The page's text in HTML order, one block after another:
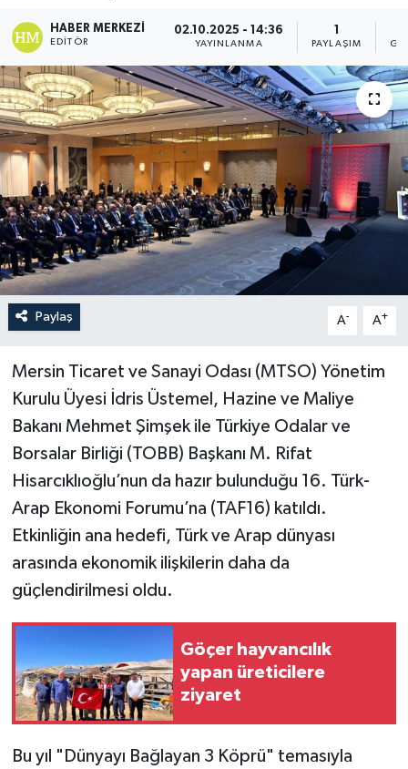
HABER MERKEZI
EDITÖR
02.10.2025 - 14:36
YAYINLANMA PAYLAŞIM
Paylaş A- A+
Mersin Ticaret ve Sanayi Odası (MTSO) Yönetim
Kurulu Üyesi İdris Üstemel, Hazine ve Maliye
Bakanı Mehmet Şimşek ile Türkiye Odalar ve
Borsalar Birliği (TOBB) Başkanı M. Rifat
Hisarcıklıoğlu’nun da hazır bulunduğu 16. Türk-
Arap Ekonomi Forumu’na (TAF16) katıldı.
Etkinliğin ana hedefi, Türk ve Arap dünyası
arasında ekonomik ilişkilerin daha da
güçlendirilmesi oldu.
Göçer hayvancılık
yapan üreticilere
ziyaret
Bu yıl "Dünyayı Bağlayan 3 Köprü" temasıyla